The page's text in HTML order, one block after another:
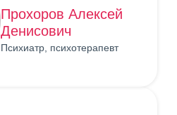
Прохоров Алексей
Денисович
Психиатр, психотерапевт